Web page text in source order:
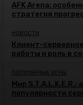
AFK Arena:
стратегия
НОВОСТИ
Клиент-
работы и роль в
ПОПУЛЯРНЫЕ ИГРЫ
Мир
популярности